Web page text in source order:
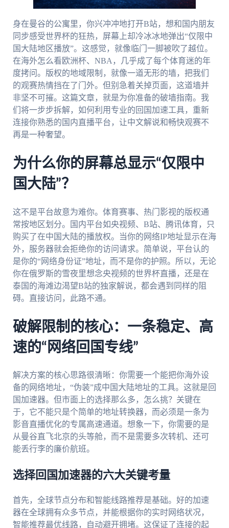
身在曼谷的公寓里，你兴冲冲地打开B站，想和国内朋友
同步感受世界杯的狂热，屏幕上却冷冰冰地弹出“仅限中
国大陆地区播放”。这感觉，就像临门一脚被吹了越位。
在海外怎么看欧洲杯、NBA，几乎成了每个体育迷的年
度拷问。版权的地域限制，就像一道无形的墙，把我们
的观赛热情挡在了门外。但别急着关掉页面，这道墙并
非坚不可摧。这篇文章，就是为你准备的破墙指南。我
们将一步步拆解，如何利用专业的回国加速工具，重新
连接你熟悉的国内直播平台，让中文解说和畅快观赛不
再是一种奢望。
为什么你的屏幕总显示“仅限中
国大陆”？
这不是平台故意为难你。体育赛事、热门影视的版权通
常按地区划分。国内平台如央视频、B站、腾讯体育，只
购买了在中国大陆的播放权。当你的网络IP地址显示在海
外，服务器就会拒绝你的访问请求。简单说，平台认的
是你的“网络身份证”地址，而不是你的护照。所以，无论
你在俄罗斯的雪夜里想念央视频的世界杯直播，还是在
泰国的海滩边渴望B站的独家解说，都会遇到同样的阻
碍。直接访问，此路不通。
破解限制的核心：一条稳定、高
速的“网络回国专线”
解决方案的核心思路很清晰：你需要一个能把你海外设
备的网络地址，“伪装”成中国大陆地址的工具。这就是回
国加速器。但市面上的选择那么多，怎么挑？关键在
于，它不能只是个简单的地址转换器，而必须是一条为
影音直播优化的专属高速通道。想象一下，你需要的是
从曼谷直飞北京的头等舱，而不是需要多次转机、还可
能丢行李的廉价航班。
选择回国加速器的六大关键考量
首先，全球节点分布和智能线路推荐是基础。好的加速
器在全球拥有众多节点，并能根据你的实时网络状况，
智能推荐最优线路，自动避开拥堵。这保证了连接的起